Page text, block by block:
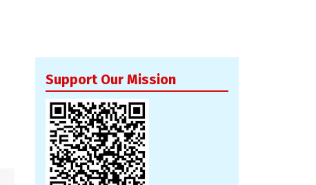
Support Our Mission